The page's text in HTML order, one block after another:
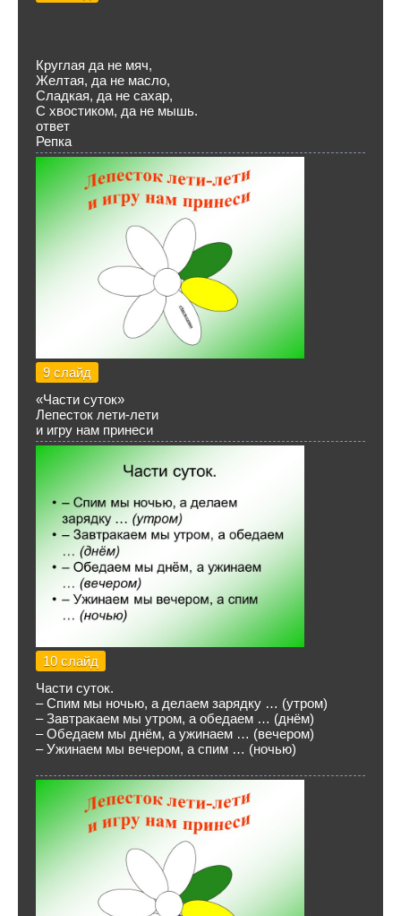
Круглая да не мяч,
Желтая, да не масло,
Сладкая, да не сахар,
С хвостиком, да не мышь.
ответ
Репка
9 слайд
«Части суток»
Лепесток лети-лети
и игру нам принеси
10 слайд
Части суток.
– Спим мы ночью, а делаем зарядку … (утром)
– Завтракаем мы утром, а обедаем … (днём)
– Обедаем мы днём, а ужинаем … (вечером)
– Ужинаем мы вечером, а спим … (ночью)